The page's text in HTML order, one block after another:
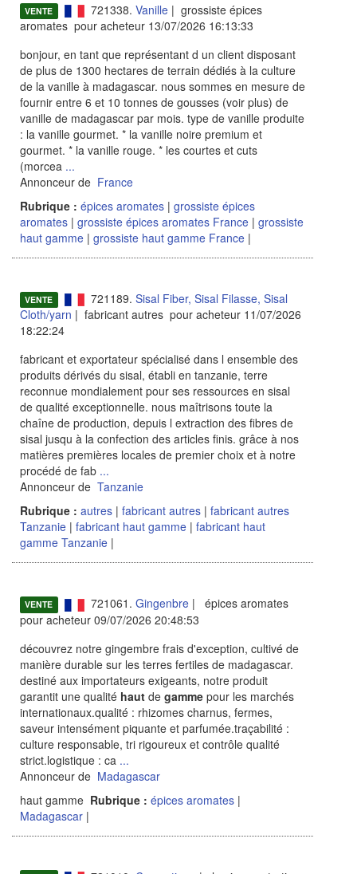
VENTE 721338. Vanille| grossiste épices
aromates pour acheteur 13/07/2026 16:13:33
bonjour, en tant que représentant d un client disposant
de plus de 1300 hectares de terrain dédiés à la culture
de la vanille à madagascar. nous sommes en mesure de
fournir entre 6 et 10 tonnes de gousses (voir plus) de
vanille de madagascar par mois. type de vanille produite
: la vanille gourmet. * la vanille noire premium et
gourmet. * la vanille rouge. * les courtes et cuts
(morcea ...
Annonceur de France
Rubrique : épices aromates | grossiste épices
aromates | grossiste épices aromates France | grossiste
haut gamme | grossiste haut gamme France |
VENTE 721189. Sisal Fiber, Sisal Filasse, Sisal
Cloth/yarn | fabricant autres pour acheteur 11/07/2026
18:22:24
fabricant et exportateur spécialisé dans l ensemble des
produits dérivés du sisal, établi en tanzanie, terre
reconnue mondialement pour ses ressources en sisal
de qualité exceptionnelle. nous maîtrisons toute la
chaîne de production, depuis l extraction des fibres de
sisal jusqu à la confection des articles finis. grâce à nos
matières premières locales de premier choix et à notre
procédé de fab ...
Annonceur de Tanzanie
Rubrique : autres | fabricant autres | fabricant autres
Tanzanie | fabricant haut gamme | fabricant haut
gamme Tanzanie |
VENTE 721061. Gingenbre| épices aromates
pour acheteur 09/07/2026 20:48:53
découvrez notre gingembre frais d'exception, cultivé de
manière durable sur les terres fertiles de madagascar.
destiné aux importateurs exigeants, notre produit
garantit une qualité haut de gamme pour les marchés
internationaux.qualité : rhizomes charnus, fermes,
saveur intensément piquante et parfumée.traçabilité :
culture responsable, tri rigoureux et contrôle qualité
strict.logistique : ca ...
Annonceur de Madagascar
haut gamme Rubrique : épices aromates |
Madagascar |